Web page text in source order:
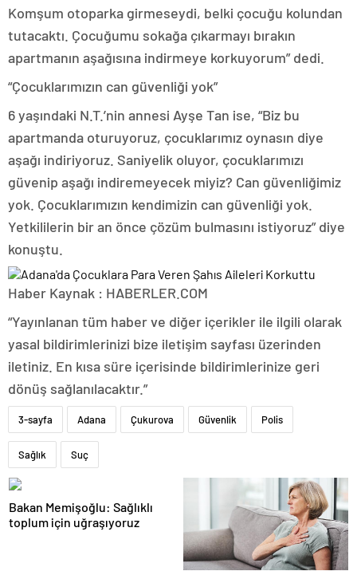
Komşum otoparka girmeseydi, belki çocuğu kolundan
tutacaktı. Çocuğumu sokağa çıkarmayı bırakın
apartmanın aşağısına indirmeye korkuyorum” dedi.
“Çocuklarımızın can güvenliği yok”
6 yaşındaki N.T.’nin annesi Ayşe Tan ise, “Biz bu
apartmanda oturuyoruz, çocuklarımız oynasın diye
aşağı indiriyoruz. Saniyelik oluyor, çocuklarımızı
güvenip aşağı indiremeyecek miyiz? Can güvenliğimiz
yok. Çocuklarımızın kendimizin can güvenliği yok.
Yetkililerin bir an önce çözüm bulmasını istiyoruz” diye
konuştu.
Haber Kaynak : HABERLER.COM
“Yayınlanan tüm haber ve diğer içerikler ile ilgili olarak
yasal bildirimlerinizi bize iletişim sayfası üzerinden
iletiniz. En kısa süre içerisinde bildirimlerinize geri
dönüş sağlanılacaktır.”
3-sayfa Adana Çukurova Güvenlik Polis
Sağlık Suç
Bakan Memişoğlu: Sağlıklı
toplum için uğraşıyoruz